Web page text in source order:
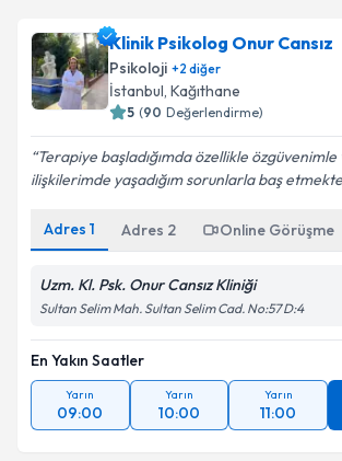
Klinik Psikolog Onur Cansız
Psikoloji +2 diğer
İstanbul, Kağıthane
5 (90 Değerlendirme)
Terapiye başladığımda özellikle özgüvenimle
ilişkilerimde yaşadığım sorunlarla baş
Adres 1 Adres 2 Online Görüşme
Uzm. Kl. Psk. Onur Cansız Kliniği
Sultan Selim Mah. Sultan Selim Cad. No:57 D:4
En Yakın Saatler
Yarın
09:00
Yarın
10:00
Yarın
11:00